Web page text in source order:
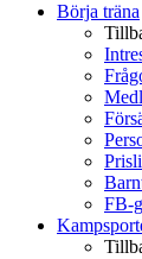
Börja träna
FB-